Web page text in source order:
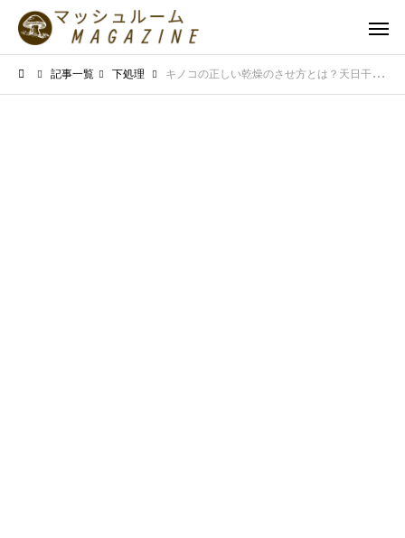
記事一覧 下処理 キノコの正しい乾燥のさせ方とは？天日干しで旨味を引き出すコツ